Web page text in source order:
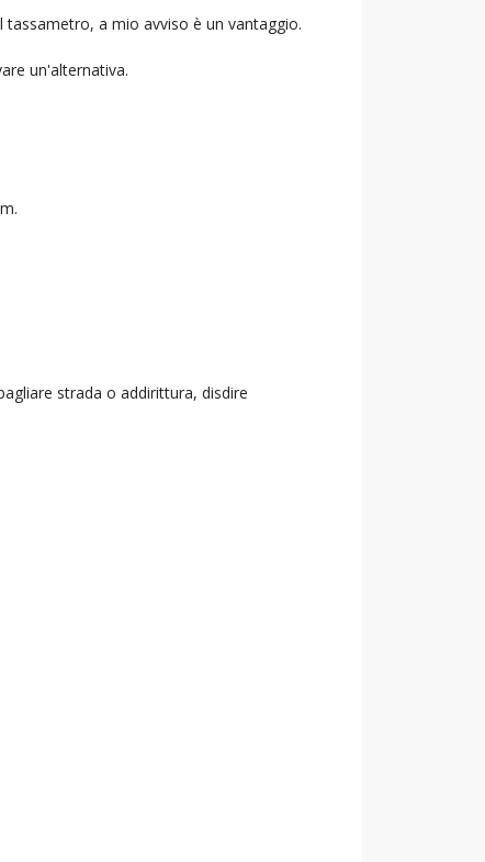
a mio avviso è un vantaggio.
un'alternativa.
strada o addirittura, disdire